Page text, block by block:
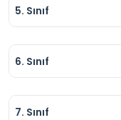
5. Sınıf
6. Sınıf
7. Sınıf